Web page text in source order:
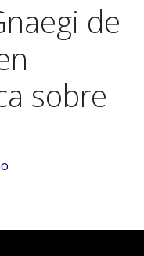
de
sobre